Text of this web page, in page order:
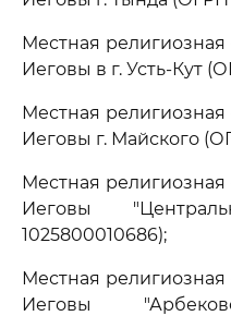
Местная
Иеговы в г. Усть-Кут
Местная
Иеговы г. Майского
Местная
Иеговы
1025800010686);
Местная
Иеговы